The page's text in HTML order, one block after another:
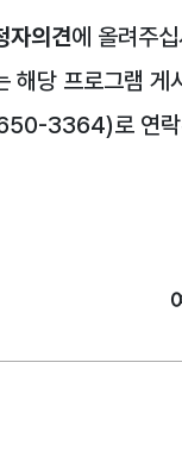
자의견에 올려주
해당 프로그램 게
3364)로 연락